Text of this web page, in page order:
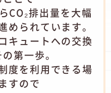
CO₂排出量を大幅
められています。
キュートへの交換
第一歩。
度を利用できる場
すので